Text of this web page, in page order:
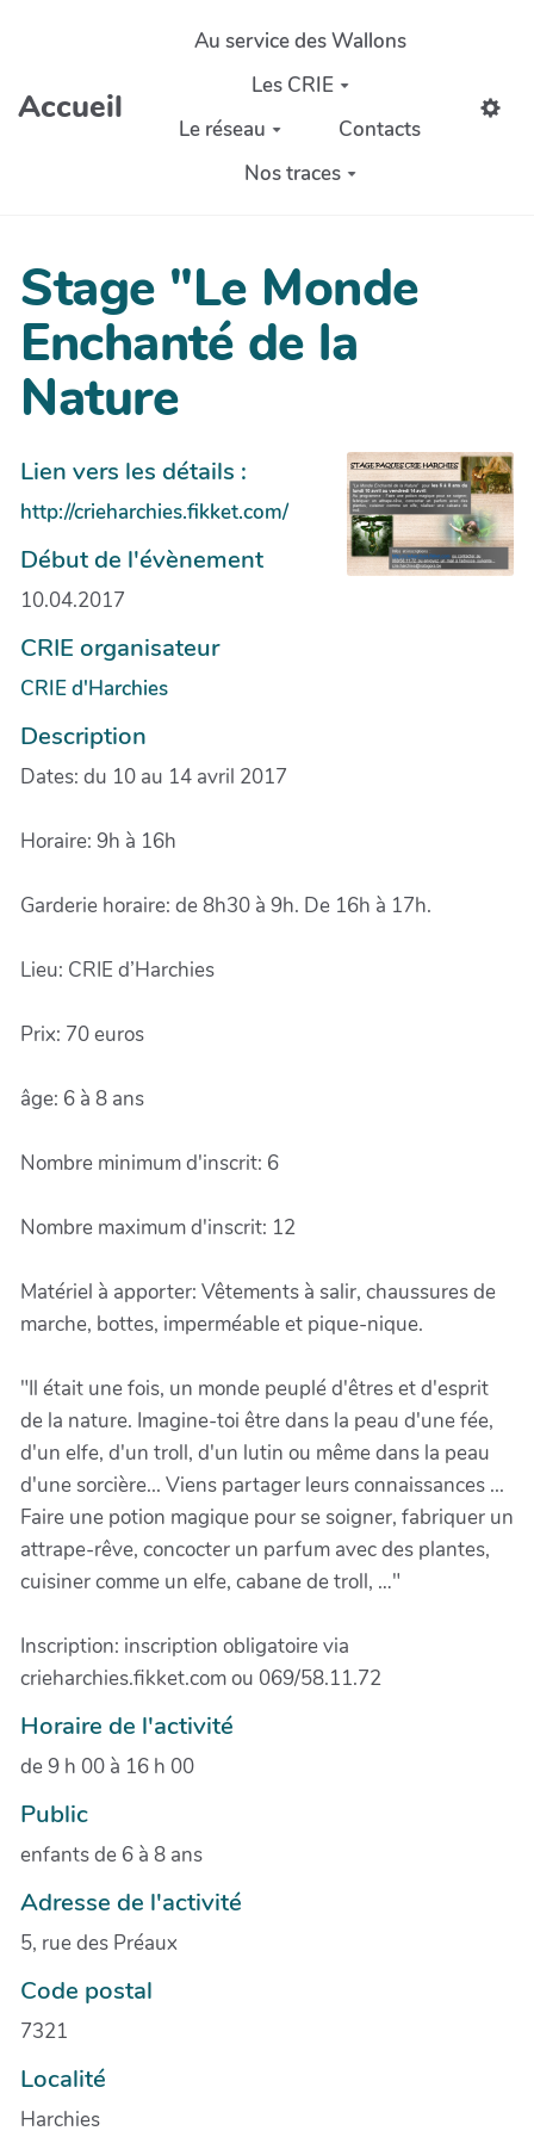
Aller au contenu principal
Accueil
Au service des Wallons
Les CRIE
Le réseau
Contacts
Nos traces
Stage "Le Monde
Enchanté de la
Nature
Lien vers les détails :
http://crieharchies.fikket.com/
Début de l'évènement
10.04.2017
CRIE organisateur
CRIE d'Harchies
Description
Dates: du 10 au 14 avril 2017
Horaire: 9h à 16h
Garderie horaire: de 8h30 à 9h. De 16h à 17h.
Lieu: CRIE d’Harchies
Prix: 70 euros
âge: 6 à 8 ans
Nombre minimum d'inscrit: 6
Nombre maximum d'inscrit: 12
Matériel à apporter: Vêtements à salir, chaussures de
marche, bottes, imperméable et pique-nique.
"Il était une fois, un monde peuplé d'êtres et d'esprit
de la nature. Imagine-toi être dans la peau d'une fée,
d'un elfe, d'un troll, d'un lutin ou même dans la peau
d'une sorcière... Viens partager leurs connaissances ...
Faire une potion magique pour se soigner, fabriquer un
attrape-rêve, concocter un parfum avec des plantes,
cuisiner comme un elfe, cabane de troll, …"
Inscription: inscription obligatoire via
crieharchies.fikket.com ou 069/58.11.72
Horaire de l'activité
de 9 h 00 à 16 h 00
Public
enfants de 6 à 8 ans
Adresse de l'activité
5, rue des Préaux
Code postal
7321
Localité
Harchies